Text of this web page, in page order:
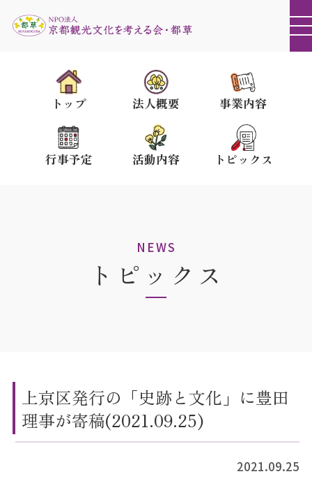
トップ 法人概要 事業内容
行事予定 活動内容 トピックス
NEWS
トピックス
上京区発行の「史跡と文化」に豊田
理事が寄稿(2021.09.25)
2021.09.25